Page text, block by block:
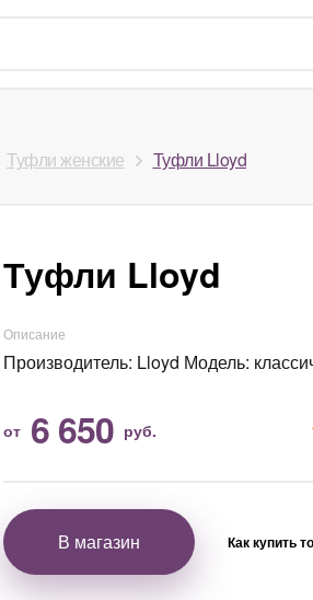
Туфли женские Туфли Lloyd
Туфли Lloyd
Описание
Производитель: Lloyd Модель:
от 6 650 руб.
В магазин Как купить